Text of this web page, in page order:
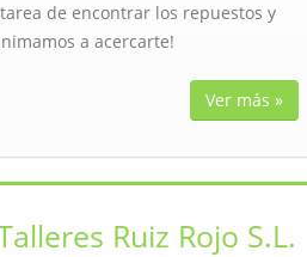
de encontrar los repuestos y
a acercarte!
Ver más »
Ruiz Rojo S.L.